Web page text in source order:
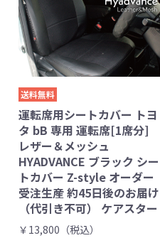
送料無料
運転席用シートカバー トヨ
タ bB 専用 運転席[1席分]
レザー＆メッシュ
HYADVANCE ブラック シー
トカバー Z-style オーダー
受注生産 約45日後のお届け
（代引き不可） ケアスター
￥13,800（税込）